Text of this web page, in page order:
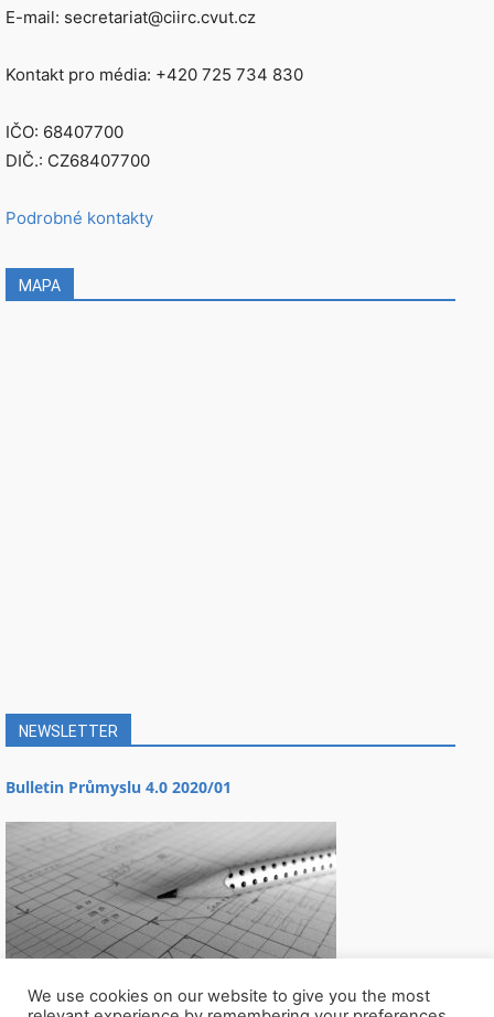
E-mail: secretariat@ciirc.cvut.cz
Kontakt pro média: +420 725 734 830
IČO: 68407700
DIČ.: CZ68407700
Podrobné kontakty
MAPA
NEWSLETTER
Bulletin Průmyslu 4.0 2020/01
We use cookies on our website to give you the most